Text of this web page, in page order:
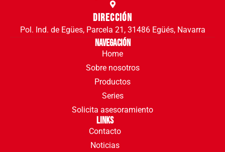
Dirección
Pol. Ind. de Egües, Parcela 21, 31486 Egüés, Navarra
Navegación
Home
Sobre nosotros
Productos
Series
Solicita asesoramiento
Links
Contacto
Noticias